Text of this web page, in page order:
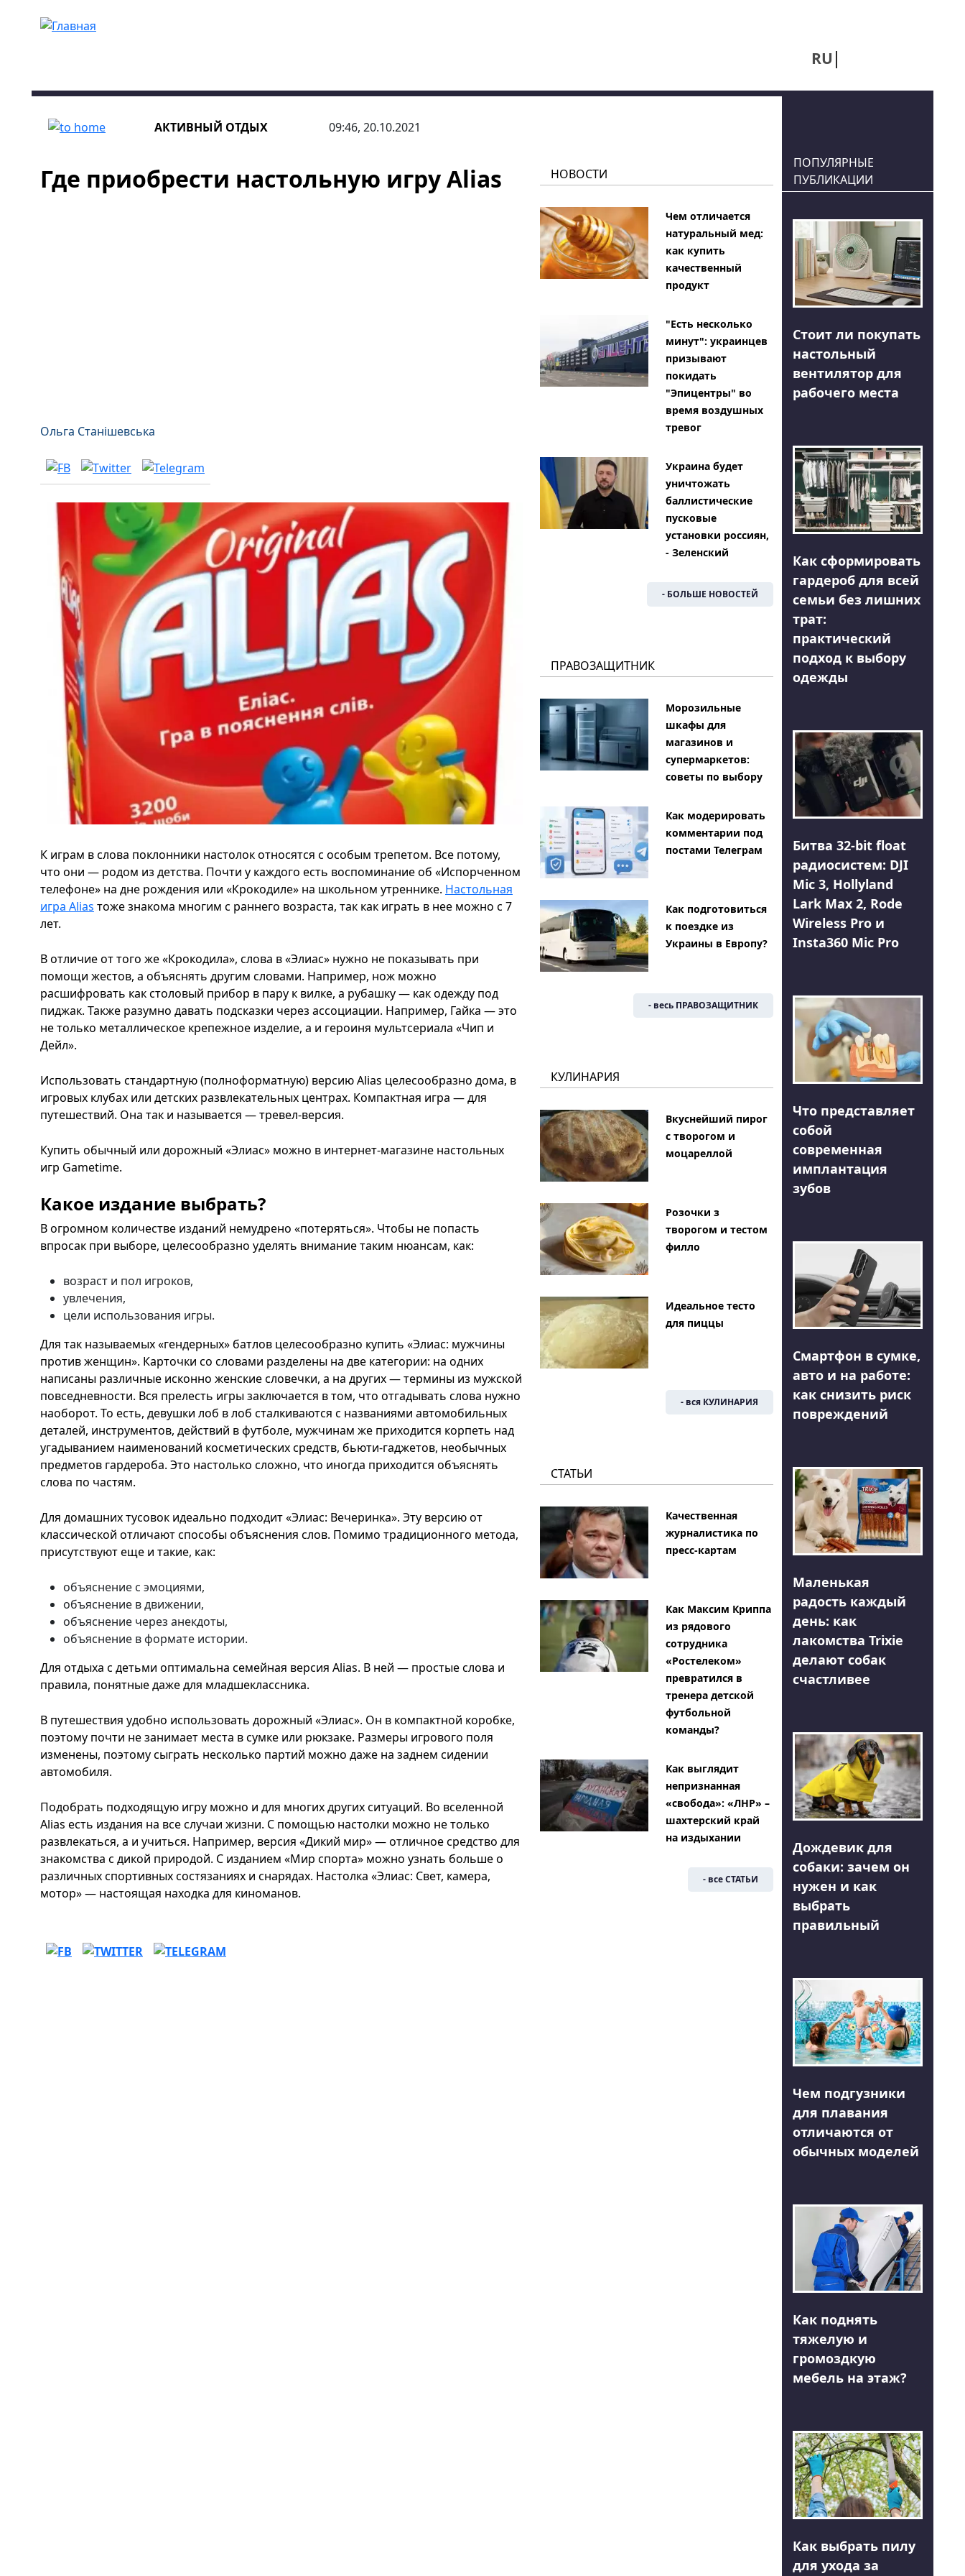
RU
АКТИВНЫЙ ОТДЫХ 09:46, 20.10.2021
Где приобрести настольную игру Alias
Ольга Станішевська
К играм в слова поклонники настолок относятся с особым трепетом. Все потому,
что они — родом из детства. Почти у каждого есть воспоминание об «Испорченном
телефоне» на дне рождения или «Крокодиле» на школьном утреннике. Настольная
игра Alias тоже знакома многим с раннего возраста, так как играть в нее можно с 7
лет.
В отличие от того же «Крокодила», слова в «Элиас» нужно не показывать при
помощи жестов, а объяснять другим словами. Например, нож можно
расшифровать как столовый прибор в пару к вилке, а рубашку — как одежду под
пиджак. Также разумно давать подсказки через ассоциации. Например, Гайка — это
не только металлическое крепежное изделие, а и героиня мультсериала «Чип и
Дейл».
Использовать стандартную (полноформатную) версию Alias целесообразно дома, в
игровых клубах или детских развлекательных центрах. Компактная игра — для
путешествий. Она так и называется — тревел-версия.
Купить обычный или дорожный «Элиас» можно в интернет-магазине настольных
игр Gametime.
Какое издание выбрать?
В огромном количестве изданий немудрено «потеряться». Чтобы не попасть
впросак при выборе, целесообразно уделять внимание таким нюансам, как:
возраст и пол игроков,
увлечения,
цели использования игры.
Для так называемых «гендерных» батлов целесообразно купить «Элиас: мужчины
против женщин». Карточки со словами разделены на две категории: на одних
написаны различные исконно женские словечки, а на других — термины из мужской
повседневности. Вся прелесть игры заключается в том, что отгадывать слова нужно
наоборот. То есть, девушки лоб в лоб сталкиваются с названиями автомобильных
деталей, инструментов, действий в футболе, мужчинам же приходится корпеть над
угадыванием наименований косметических средств, бьюти-гаджетов, необычных
предметов гардероба. Это настолько сложно, что иногда приходится объяснять
слова по частям.
Для домашних тусовок идеально подходит «Элиас: Вечеринка». Эту версию от
классической отличают способы объяснения слов. Помимо традиционного метода,
присутствуют еще и такие, как:
объяснение с эмоциями,
объяснение в движении,
объяснение через анекдоты,
объяснение в формате истории.
Для отдыха с детьми оптимальна семейная версия Alias. В ней — простые слова и
правила, понятные даже для младшеклассника.
В путешествия удобно использовать дорожный «Элиас». Он в компактной коробке,
поэтому почти не занимает места в сумке или рюкзаке. Размеры игрового поля
изменены, поэтому сыграть несколько партий можно даже на заднем сидении
автомобиля.
Подобрать подходящую игру можно и для многих других ситуаций. Во вселенной
Alias есть издания на все случаи жизни. С помощью настолки можно не только
развлекаться, а и учиться. Например, версия «Дикий мир» — отличное средство для
знакомства с дикой природой. С изданием «Мир спорта» можно узнать больше о
различных спортивных состязаниях и снарядах. Настолка «Элиас: Свет, камера,
мотор» — настоящая находка для киноманов.
НОВОСТИ
Чем отличается
натуральный мед:
как купить
качественный
продукт
"Есть несколько
минут": украинцев
призывают
покидать
"Эпицентры" во
время воздушных
тревог
Украина будет
уничтожать
баллистические
пусковые
установки россиян,
- Зеленский
- БОЛЬШЕ НОВОСТЕЙ
ПРАВОЗАЩИТНИК
Морозильные
шкафы для
магазинов и
супермаркетов:
советы по выбору
Как модерировать
комментарии под
постами Телеграм
Как подготовиться
к поездке из
Украины в Европу?
- весь ПРАВОЗАЩИТНИК
КУЛИНАРИЯ
Вкуснейший пирог
с творогом и
моцареллой
Розочки з
творогом и тестом
филло
Идеальное тесто
для пиццы
- вся КУЛИНАРИЯ
СТАТЬИ
Качественная
журналистика по
пресс-картам
Как Максим Криппа
из рядового
сотрудника
«Ростелеком»
превратился в
тренера детской
футбольной
команды?
Как выглядит
непризнанная
«свобода»: «ЛНР» –
шахтерский край
на издыхании
- все СТАТЬИ
ПОПУЛЯРНЫЕ
ПУБЛИКАЦИИ
Стоит ли покупать
настольный
вентилятор для
рабочего места
Как сформировать
гардероб для всей
семьи без лишних
трат:
практический
подход к выбору
одежды
Битва 32-bit float
радиосистем: DJI
Mic 3, Hollyland
Lark Max 2, Rode
Wireless Pro и
Insta360 Mic Pro
Что представляет
собой
современная
имплантация
зубов
Смартфон в сумке,
авто и на работе:
как снизить риск
повреждений
Маленькая
радость каждый
день: как
лакомства Trixie
делают собак
счастливее
Дождевик для
собаки: зачем он
нужен и как
выбрать
правильный
Чем подгузники
для плавания
отличаются от
обычных моделей
Как поднять
тяжелую и
громоздкую
мебель на этаж?
Как выбрать пилу
для ухода за